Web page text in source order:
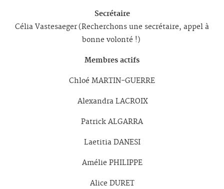
Secrétaire
Célia Vastesaeger (Recherchons une secrétaire, appel à
bonne volonté !)
Membres actifs
Chloé MARTIN-GUERRE
Alexandra LACROIX
Patrick ALGARRA
Laetitia DANESI
Amélie PHILIPPE
Alice DURET